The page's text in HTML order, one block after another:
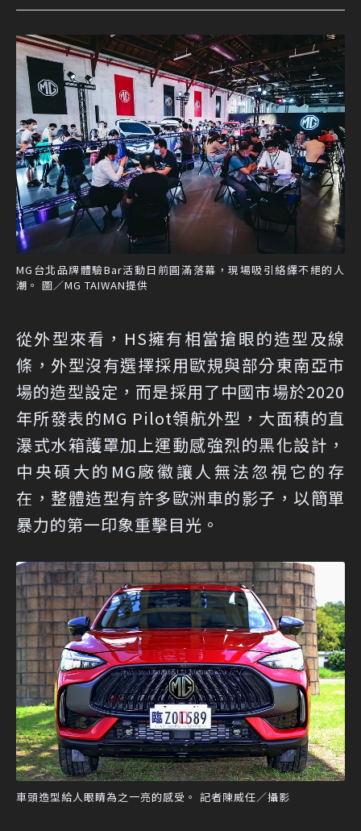
MG台北品牌體驗Bar活動日前圓滿落幕，現場吸引絡繹不絕的人
潮。 圖／MG TAIWAN提供
從外型來看，HS擁有相當搶眼的造型及線
條，外型沒有選擇採用歐規與部分東南亞市
場的造型設定，而是採用了中國市場於2020
年所發表的MG Pilot領航外型，大面積的直
瀑式水箱護罩加上運動感強烈的黑化設計，
中央碩大的MG廠徽讓人無法忽視它的存
在，整體造型有許多歐洲車的影子，以簡單
暴力的第一印象重擊目光。
車頭造型給人眼睛為之一亮的感受。 記者陳威任／攝影